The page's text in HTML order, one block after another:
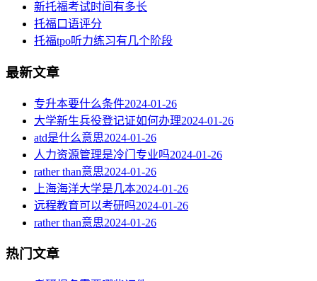
新托福考试时间有多长
托福口语评分
托福tpo听力练习有几个阶段
最新文章
专升本要什么条件2024-01-26
大学新生兵役登记证如何办理2024-01-26
atd是什么意思2024-01-26
人力资源管理是冷门专业吗2024-01-26
rather than意思2024-01-26
上海海洋大学是几本2024-01-26
远程教育可以考研吗2024-01-26
rather than意思2024-01-26
热门文章